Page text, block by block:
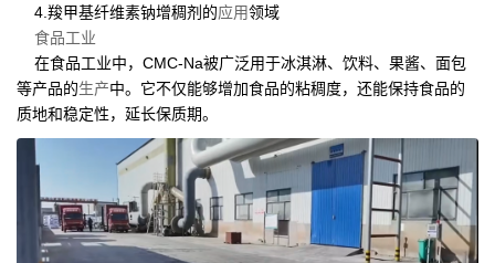
4.羧甲基纤维素钠增稠剂的应用领域
食品工业
在食品工业中，CMC-Na被广泛用于冰淇淋、饮料、果酱、面包
等产品的生产中。它不仅能够增加食品的粘稠度，还能保持食品的
质地和稳定性，延长保质期。